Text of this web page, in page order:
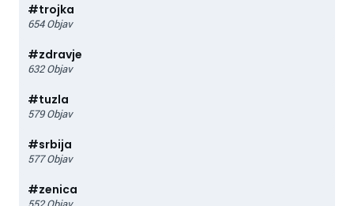
#trojka
654 Objav
#zdravje
632 Objav
#tuzla
579 Objav
#srbija
577 Objav
#zenica